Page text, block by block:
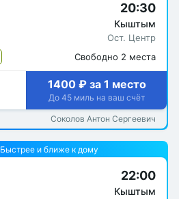
20:30
Кыштым
Ост. Центр
Свободно 2 места
1400 ₽ за 1 место
До 45 миль на ваш счёт
Соколов Антон Сергеевич
Быстрее и ближе к дому
22:00
Кыштым